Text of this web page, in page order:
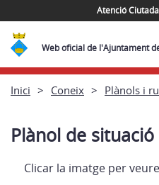
Atenció
Web oficial de l'Ajuntament
Inici Coneix Plànols i
Plànol de situació
Clicar la imatge per